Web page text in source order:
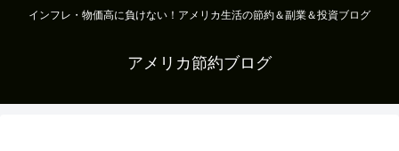
インフレ・物価高に負けない！アメリカ生活の節約＆副業＆投資ブログ
アメリカ節約ブログ